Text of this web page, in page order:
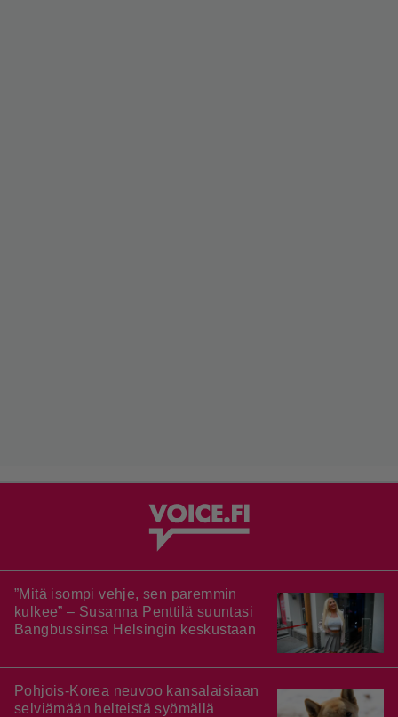
”Mitä isompi vehje, sen paremmin
kulkee” – Susanna Penttilä suuntasi
Bangbussinsa Helsingin keskustaan
Pohjois-Korea neuvoo kansalaisiaan
selviämään helteistä syömällä